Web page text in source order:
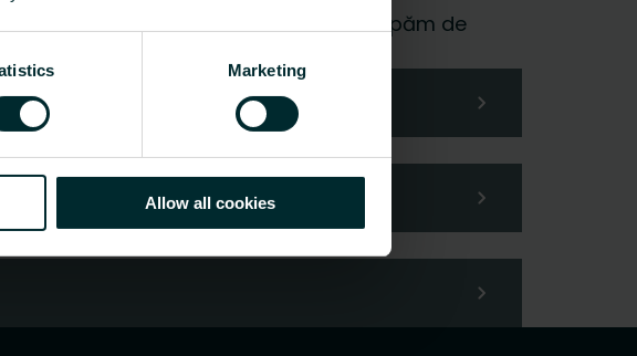
Marketing
Allow all cookies
și vom fi bucuroși să ne ocupăm de